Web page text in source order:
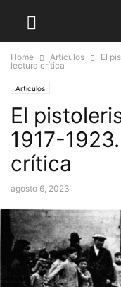
Home Artículos
El
lectura crítica
Artículos
El
1917-
crítica
agosto 6, 2023